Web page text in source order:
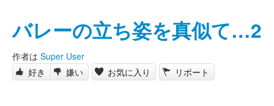
バレーの立ち姿を真似て…2
作者は Super User
好き
嫌い お気に入り リポート